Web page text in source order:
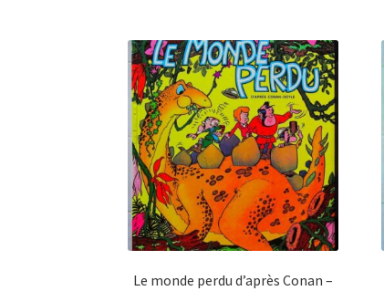
Le monde perdu d’après Conan –